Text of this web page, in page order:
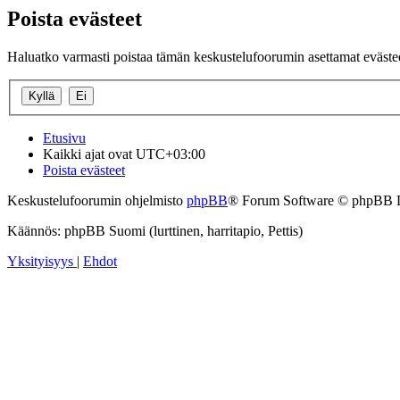
Poista evästeet
Haluatko varmasti poistaa tämän keskustelufoorumin asettamat
Etusivu
Kaikki ajat ovat UTC+03:00
Poista evästeet
Keskustelufoorumin ohjelmisto phpBB® Forum Software © phpBB
Käännös: phpBB Suomi (lurttinen, harritapio, Pettis)
Yksityisyys | Ehdot